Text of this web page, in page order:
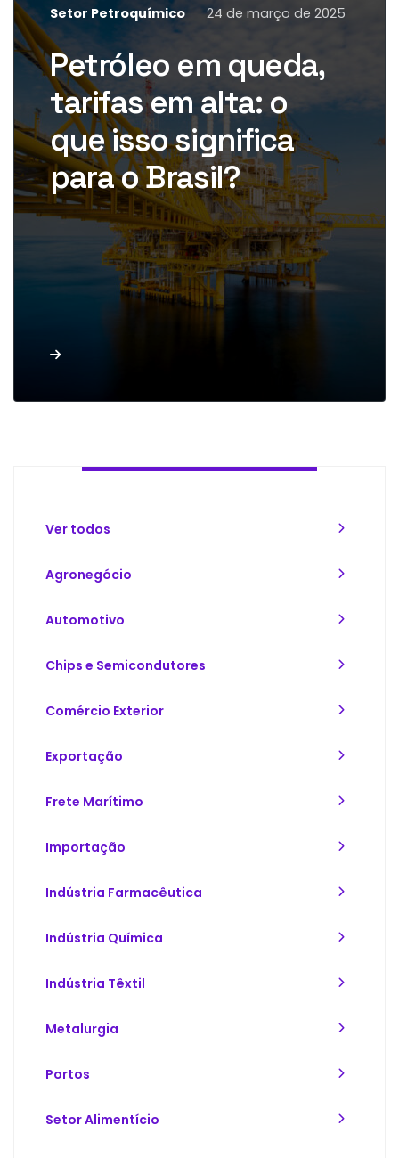
Setor Petroquímico 24 de março de 2025
Petróleo em queda,
tarifas em alta: o
que isso significa
para o Brasil?
A queda nos preços do petróleo
pode reduzir custos operacionais
para o transporte marítimo, mas
tarifas comerciais e ajustes na […]
Leia mais
Ver todos
Agronegócio
Automotivo
Chips e Semicondutores
Comércio Exterior
Exportação
Frete Marítimo
Importação
Indústria Farmacêutica
Indústria Química
Indústria Têxtil
Metalurgia
Portos
Setor Alimentício